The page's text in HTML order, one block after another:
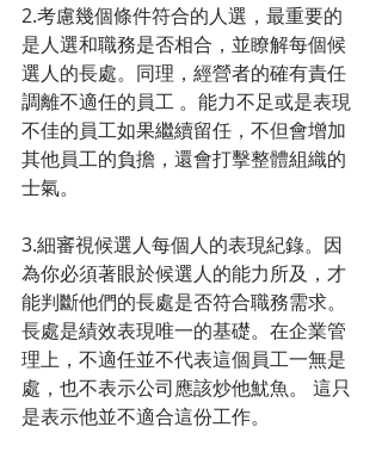
2.考慮幾個條件符合的人選，最重要的
是人選和職務是否相合，並瞭解每個候
選人的長處。同理，經營者的確有責任
調離不適任的員工 。能力不足或是表現
不佳的員工如果繼續留任，不但會增加
其他員工的負擔，還會打擊整體組織的
士氣。
3.細審視候選人每個人的表現紀錄。因
為你必須著眼於候選人的能力所及，才
能判斷他們的長處是否符合職務需求。
長處是績效表現唯一的基礎。在企業管
理上，不適任並不代表這個員工一無是
處，也不表示公司應該炒他魷魚。 這只
是表示他並不適合這份工作。